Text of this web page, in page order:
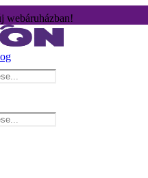
webáruházban!